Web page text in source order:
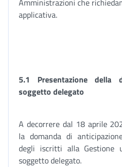
Amministrazioni che
applicativa.
5.1 Presentazione
soggetto delegato
A decorrere dal 18 aprile
la domanda di
degli iscritti alla
soggetto delegato.